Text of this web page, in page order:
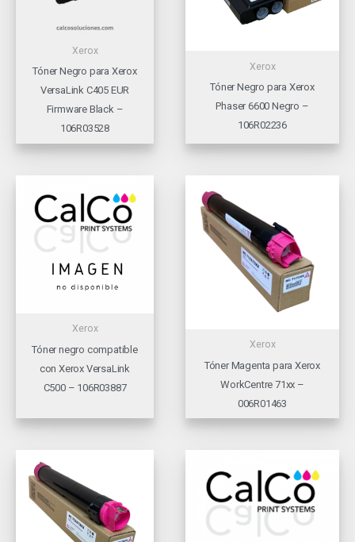
Xerox
Tóner Negro para Xerox
VersaLink C405 EUR
Firmware Black –
106R03528
Xerox
Tóner Negro para Xerox
Phaser 6600 Negro –
106R02236
Xerox
Tóner negro compatible
con Xerox VersaLink
C500 – 106R03887
Xerox
Tóner Magenta para Xerox
WorkCentre 71xx –
006R01463